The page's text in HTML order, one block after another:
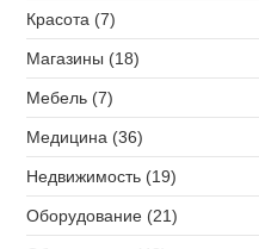
Красота (7)
Магазины (18)
Мебель (7)
Медицина (36)
Недвижимость (19)
Оборудование (21)